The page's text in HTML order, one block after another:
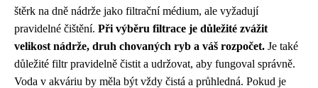
štěrk na dně nádrže jako filtrační médium, ale vyžadují
pravidelné čištění. Při výběru filtrace je důležité zvážit
velikost nádrže, druh chovaných ryb a váš rozpočet. Je také
důležité filtr pravidelně čistit a udržovat, aby fungoval správně.
Voda v akváriu by měla být vždy čistá a průhledná. Pokud je